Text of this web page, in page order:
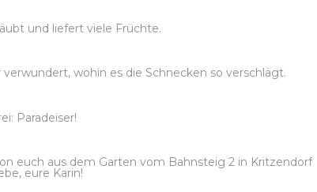
und liefert viele Früchte.
wohin es die Schnecken so verschlägt.
Paradeiser!
euch aus dem Garten vom Bahnsteig 2 in Kritzendorf
eure Karin!